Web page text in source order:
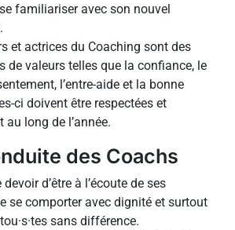
familiariser avec son nouvel
et actrices du Coaching sont des
de valeurs telles que la confiance, le
l’entre-aide et la bonne
ci doivent être respectées et
long de l’année.
des Coachs
devoir d’être à l’écoute de ses
se comporter avec dignité et surtout
sans différence.